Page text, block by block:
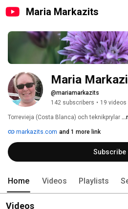
Maria Markazits
Maria
@mariamarkazits
142 subscribers • 19 videos
Torrevieja (Costa Blanca) och teknikprylar
markazits.com and 1 more link
Subscribe
Home Videos Playlists
Videos